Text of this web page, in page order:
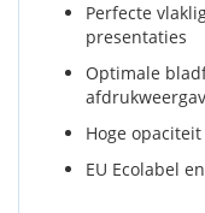
Perfecte
presentaties
Optimale
Hoge opaciteit
EU Ecolabel